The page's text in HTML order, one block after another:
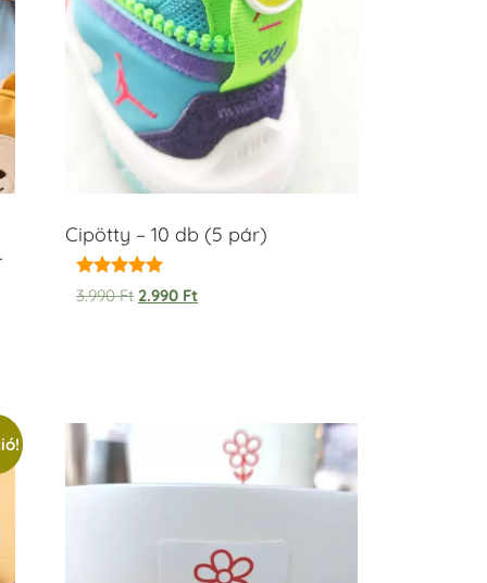
Cipötty – 10 db (5 pár)
Értékelés:
5.00
3.990Ft 2.990 Ft